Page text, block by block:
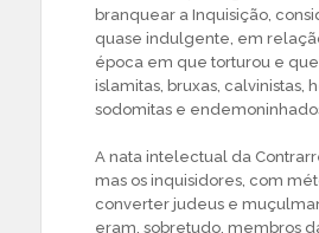
branquear a Inquisição,
quase indulgente, em
época em que torturou e
islamitas, bruxas, calvinistas,
sodomitas e
A nata intelectual da
mas os inquisidores, com
converter judeus e
eram, sobretudo, membros